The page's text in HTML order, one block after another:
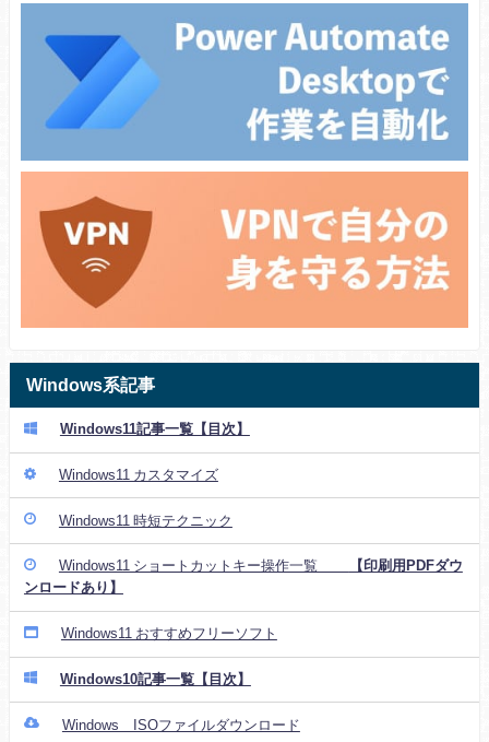
Windows系記事
Windows11記事一覧【目次】
Windows11 カスタマイズ
Windows11 時短テクニック
Windows11 ショートカットキー操作一覧
【印刷用PDFダウ
ンロードあり】
Windows11 おすすめフリーソフト
Windows10記事一覧【目次】
Windows ISOファイルダウンロード